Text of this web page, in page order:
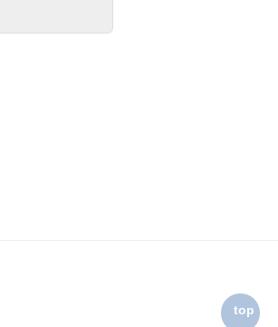
top